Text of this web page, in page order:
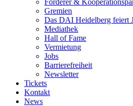
Gremien
Das DAI Heidelberg feiert
Mediathek
Hall of Fame
Vermietung
Jobs
Barrierefreiheit
Newsletter
Tickets
Kontakt
News